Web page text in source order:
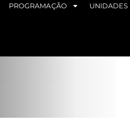
PROGRAMAÇÃO UNIDADES